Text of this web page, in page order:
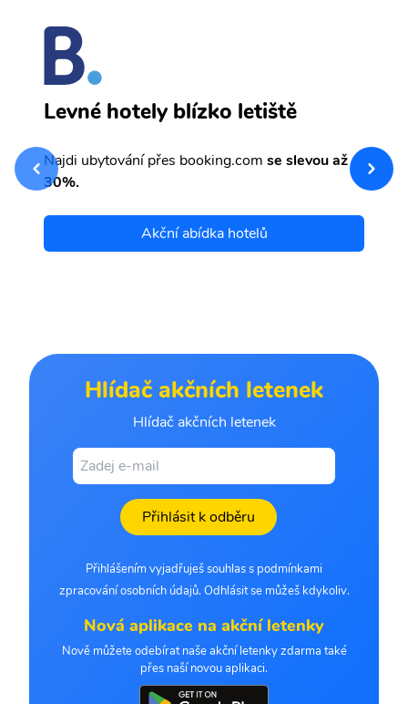
Levné hotely blízko letiště
Najdi ubytování přes booking.com se slevou až
30%.
Akční abídka hotelů
Hlídač akčních letenek
Hlídač akčních letenek
Přihlásit k odběru
Přihlášením vyjadřuješ souhlas s podmínkami
zpracování osobních údajů. Odhlásit se můžeš kdykoliv.
Nová aplikace na akční letenky
Nově můžete odebírat naše akční letenky zdarma také
přes naší novou aplikaci.